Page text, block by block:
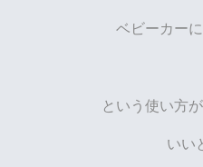
ベビーカー
という使い方
いい